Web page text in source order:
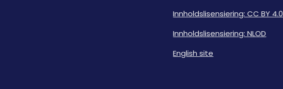
Innholdslisensiering: CC BY 4.0
Innholdslisensiering: NLOD
English site